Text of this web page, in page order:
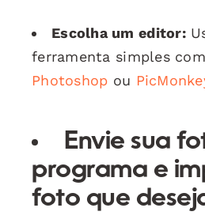
Escolha um editor:
ferramenta simples
Photoshop ou
Envie sua
programa e
foto que